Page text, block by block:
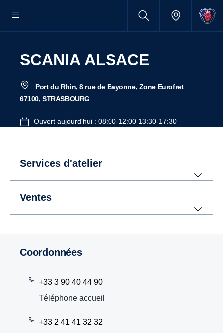
SCANIA ALSACE
Port du Rhin, 8 rue de Bayonne, Zone Eurofret
67100, STRASBOURG
Ouvert aujourd'hui : 08:00-12:00 13:30-17:30
Services d'atelier
Ventes
Coordonnées
+33 3 90 40 44 90
Téléphone accueil
+33 2 41 41 32 32